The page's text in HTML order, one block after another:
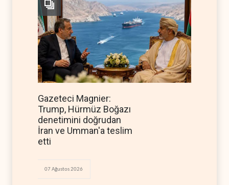
Gazeteci Magnier:
Trump, Hürmüz Boğazı
denetimini doğrudan
İran ve Umman'a teslim
etti
07 Ağustos 2026